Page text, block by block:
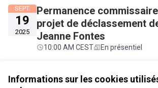
Informations sur les cookies
SEPT.
19
2025
Permanence
projet de déclassement
Jeanne Fontes
10:00 AM CEST En présentiel